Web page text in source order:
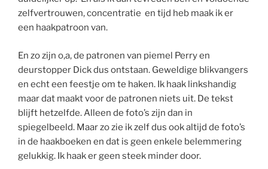
zelfvertrouwen, concentratie en tijd heb maak ik er
een haakpatroon van.
En zo zijn o,a, de patronen van piemel Perry en
deurstopper Dick dus ontstaan. Geweldige blikvangers
en echt een feestje om te haken. Ik haak linkshandig
maar dat maakt voor de patronen niets uit. De tekst
blijft hetzelfde. Alleen de foto’s zijn dan in
spiegelbeeld. Maar zo zie ik zelf dus ook altijd de foto’s
in de haakboeken en dat is geen enkele belemmering
gelukkig. Ik haak er geen steek minder door.